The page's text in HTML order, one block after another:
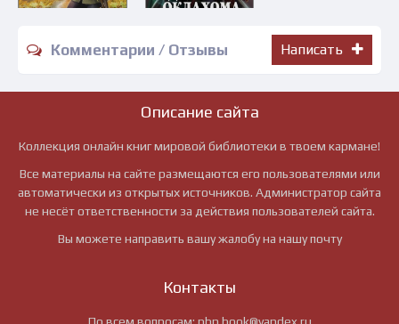
Комментарии / Отзывы Написать
Описание сайта
Коллекция онлайн книг мировой библиотеки в твоем кармане!
Все материалы на сайте размещаются его пользователями или
автоматически из открытых источников. Администратор сайта
не несёт ответственности за действия пользователей сайта.
Вы можете направить вашу жалобу на нашу почту
Контакты